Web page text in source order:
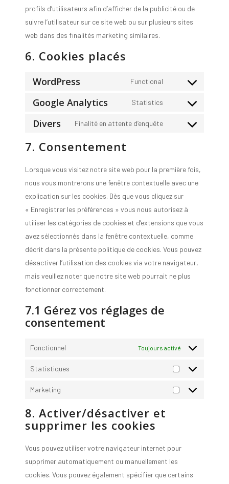
profils d’utilisateurs afin d’afficher de la publicité ou de
suivre l’utilisateur sur ce site web ou sur plusieurs sites
web dans des finalités marketing similaires.
6. Cookies placés
WordPress Functional
Consent
wordpress
Google Analytics Statistics
Consent
Divers Finalité en attente d’enquête
Consent
divers
7. Consentement
Lorsque vous visitez notre site web pour la première fois,
nous vous montrerons une fenêtre contextuelle avec une
explication sur les cookies. Dès que vous cliquez sur
« Enregistrer les préférences » vous nous autorisez à
utiliser les catégories de cookies et d’extensions que vous
avez sélectionnés dans la fenêtre contextuelle, comme
décrit dans la présente politique de cookies. Vous pouvez
désactiver l’utilisation des cookies via votre navigateur,
mais veuillez noter que notre site web pourrait ne plus
fonctionner correctement.
7.1 Gérez vos réglages de
consentement
Fonctionnel Toujours activé
Statistiques
Marketing
8. Activer/désactiver et
supprimer les cookies
Vous pouvez utiliser votre navigateur internet pour
supprimer automatiquement ou manuellement les
cookies. Vous pouvez également spécifier que certains